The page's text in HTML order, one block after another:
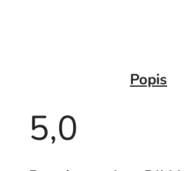
Popis
5,0